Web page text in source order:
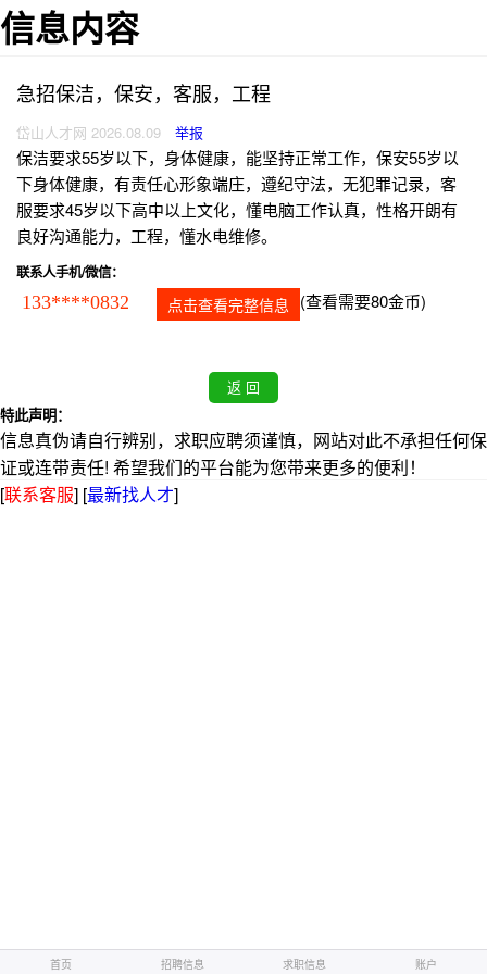
信息内容
急招保洁，保安，客服，工程
岱山人才网 2026.08.09 举报
保洁要求55岁以下，身体健康，能坚持正常工作，保安55岁以
下身体健康，有责任心形象端庄，遵纪守法，无犯罪记录，客
服要求45岁以下高中以上文化，懂电脑工作认真，性格开朗有
良好沟通能力，工程，懂水电维修。
联系人手机/微信：
133****0832 点击查看完整信息 (查看需要80金币)
特此声明：
信息真伪请自行辨别，求职应聘须谨慎，网站对此不承担任何保
证或连带责任! 希望我们的平台能为您带来更多的便利！
[联系客服] [最新找人才]
首页 招聘信息 求职信息 账户